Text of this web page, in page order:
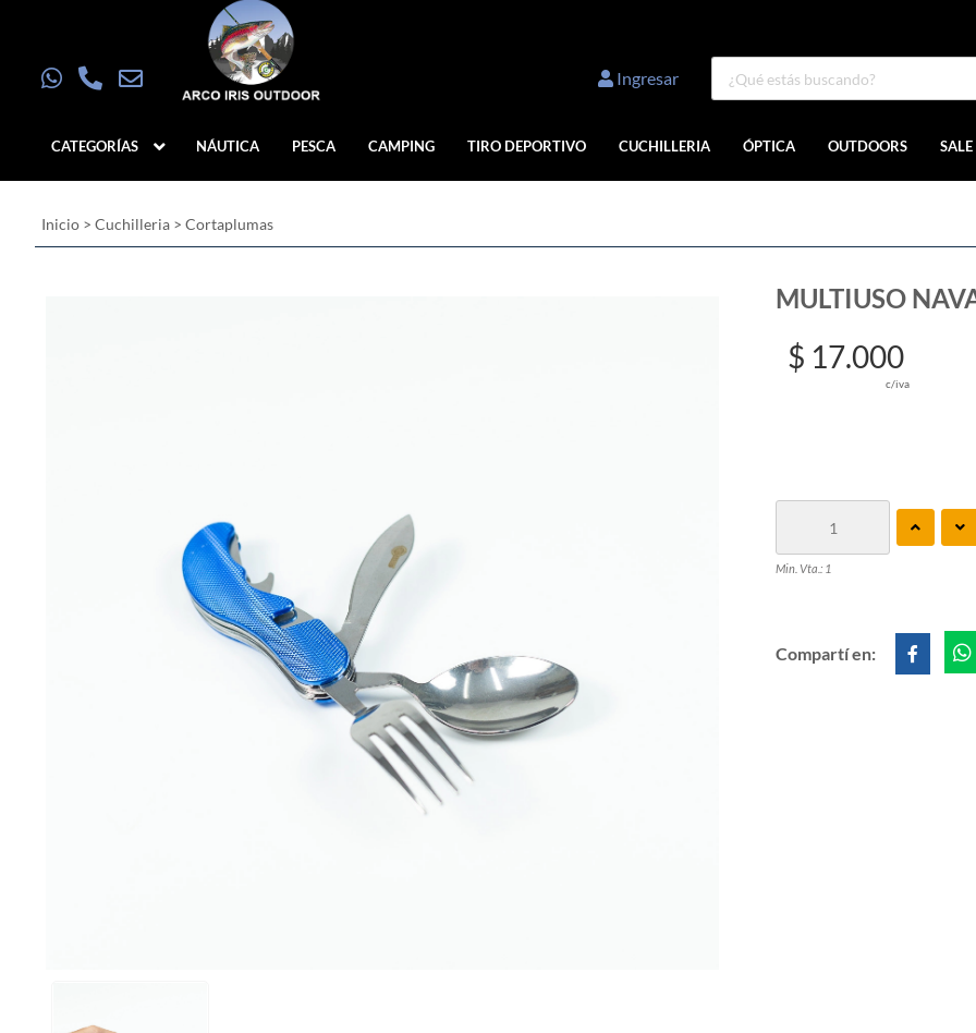
Ingresar
CATEGORÍAS NÁUTICA PESCA CAMPING TIRO DEPORTIVO CUCHILLERIA ÓPTICA OUTDOORS SALE
Inicio > Cuchilleria > Cortaplumas
MULTIUSO
$ 17.000
c/iva
Min. Vta.: 1
Compartí en: